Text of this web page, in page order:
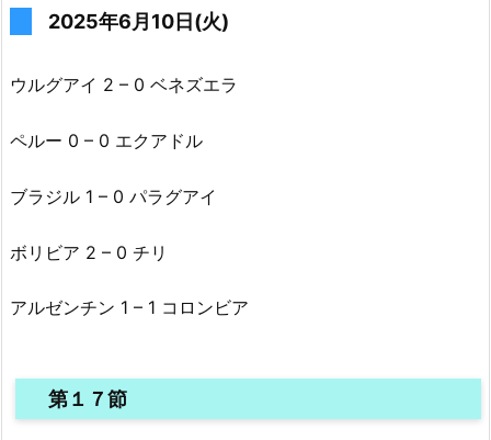
2025年6月10日(火)
ウルグアイ 2 – 0 ベネズエラ
ペルー 0 – 0 エクアドル
ブラジル 1 – 0 パラグアイ
ボリビア 2 – 0 チリ
アルゼンチン 1 – 1 コロンビア
第１７節